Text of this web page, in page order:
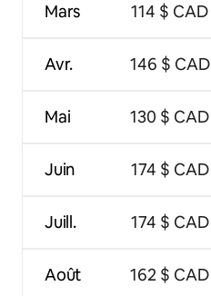
Mars
Avr.
Mai
Juin
Juill.
Août
114 $ CAD
146 $ CAD
130 $ CAD
174 $ CAD
174 $ CAD
162 $ CAD